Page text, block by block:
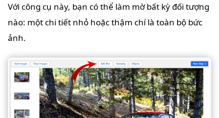
Với công cụ này, bạn có thể làm mờ bất kỳ đối tượng
nào: một chi tiết nhỏ hoặc thậm chí là toàn bộ bức
ảnh.